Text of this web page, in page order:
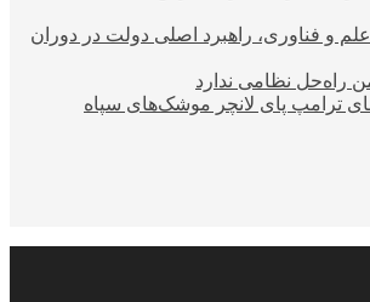
و فناوری، راهبرد اصلی دولت در دوران
راه‌حل نظامی ندارد
ترامپ پای لانچر موشک‌های سپاه